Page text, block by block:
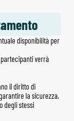
disponibilità per
verrà
il diritto di
la sicurezza,
degli stessi